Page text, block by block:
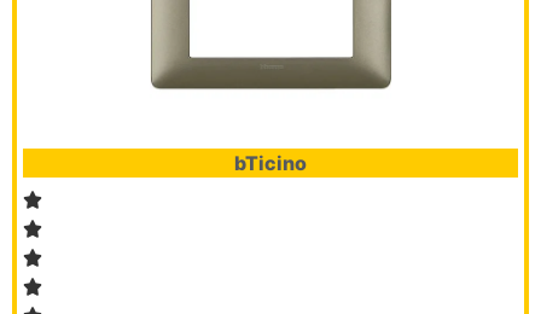
bTicino